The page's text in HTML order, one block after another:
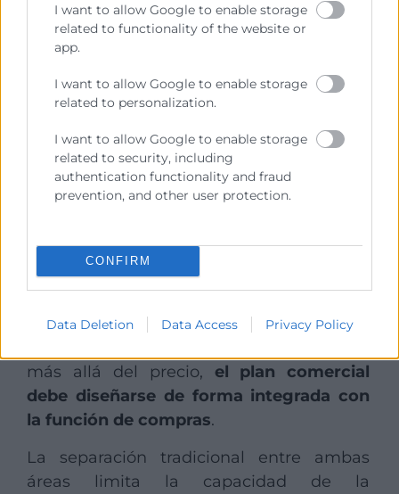
I want to allow Google to enable storage
related to functionality of the website or
app.
I want to allow Google to enable storage
related to personalization.
I want to allow Google to enable storage
related to security, including
authentication functionality and fraud
prevention, and other user protection.
CONFIRM
Data Deletion Data Access Privacy Policy
En este sentido, también resulta
especialmente determinante profundizar
como palanca de ejecución delplan
Integración del plan
comercial con la
En un momento de creciente complejidad
sobre márgenes, la volatilidad de los
más allá del precio, el plan comercial
debe diseñarse de forma integrada con
la función de compras.
La separación tradicional entre ambas
áreas limita la capacidad de la